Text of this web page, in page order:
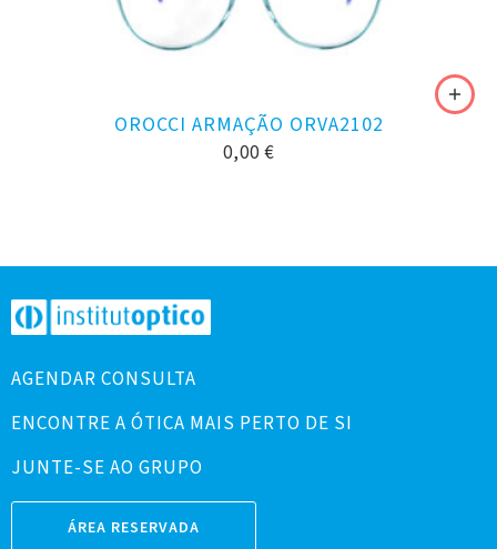
OROCCI ARMAÇÃO ORVA2102
0,00 €
AGENDAR CONSULTA
ENCONTRE A ÓTICA MAIS PERTO DE SI
JUNTE-SE AO GRUPO
ÁREA RESERVADA